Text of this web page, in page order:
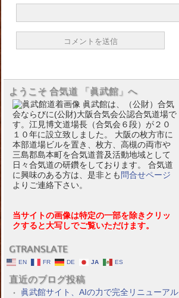
ようこそ 合気道 「眞武館」へ
眞武館は、（公財）合気
会ならびに(公財)大阪合気会公認合気道場で
す。江見博文道場長（合気会６段）が２０
１０年に設立致しました。 大阪の枚方市に
本部道場ビルを置き、枚方、高槻の両市や
三島郡島本町を合気道普及活動地域として
日々合気道の研鑽をしております。 合気道
に興味のある方は、是非とも 問合せページ
よりご連絡下さい。
当サイトの画像は特定の一部を除きクリッ
クすると大写しでご覧いただけます。
GTRANSLATE
EN FR DE JA ES
直近のブログ投稿
眞武館サイト、AIの力で完全リニューアル